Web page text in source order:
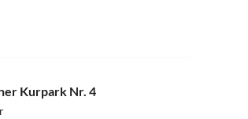
Kurpark Nr. 4